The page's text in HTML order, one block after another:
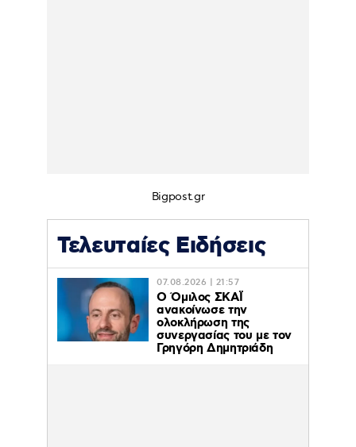
Bigpost.gr
Τελευταίες Ειδήσεις
07.08.2026 | 21:57
Ο Όμιλος ΣΚΑΪ
ανακοίνωσε την
ολοκλήρωση της
συνεργασίας του με τον
Γρηγόρη Δημητριάδη